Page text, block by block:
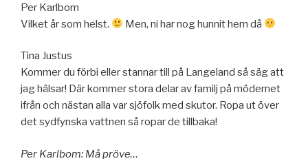
Per Karlbom
Vilket år som helst.
Men, ni har nog hunnit hem då
Tina Justus
Kommer du förbi eller stannar till på Langeland så säg att
jag hälsar! Där kommer stora delar av familj på mödernet
ifrån och nästan alla var sjöfolk med skutor. Ropa ut över
det sydfynska vattnen så ropar de tillbaka!
Per Karlbom: Må pröve…